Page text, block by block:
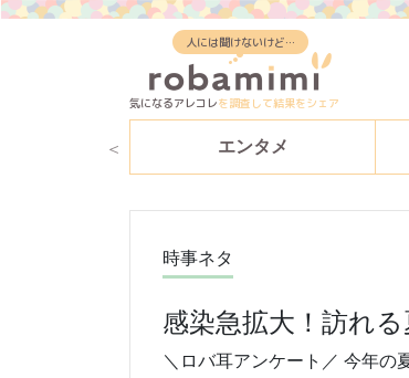
人には聞けないけど…
気になるアレコレを調査して結果をシェア
エンタメ
時事ネタ
感染急拡大！訪れ
＼ロバ耳アンケート／ 今年の